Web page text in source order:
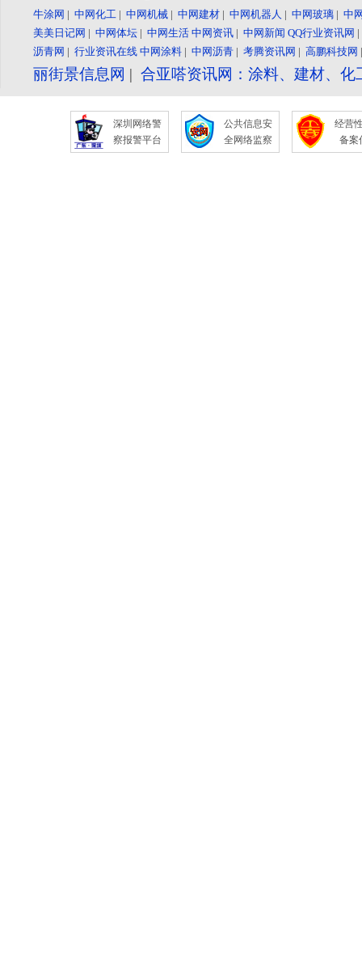
牛涂网 | 中网化工 | 中网机械 | 中网建材 | 中网机器人 | 中网玻璃 | 中
美美日记网 | 中网体坛 | 中网生活 中网资讯 | 中网新闻 QQ行业资讯网
沥青网 | 行业资讯在线 中网涂料 | 中网沥青 | 考腾资讯网 | 高鹏科技网
丽街景信息网 | 合亚嗒资讯网：涂料、建材、
深圳网络警
察报警平台
公共信息安
全网络监察
经营
备案